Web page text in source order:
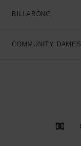
BILLABONG
COMMUNITY DAMES